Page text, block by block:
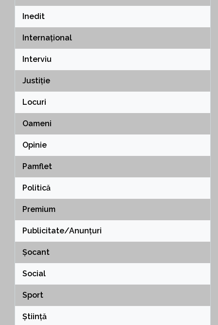
Inedit
Internațional
Interviu
Justiție
Locuri
Oameni
Opinie
Pamflet
Politică
Premium
Publicitate/Anunțuri
Șocant
Social
Sport
Știință